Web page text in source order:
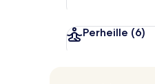
Perheille (6)